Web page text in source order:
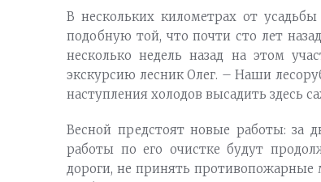
В нескольких километрах от
подобную той, что почти сто лет
несколько недель назад на этом
экскурсию лесник Олег. – Наши
наступления холодов высадить здесь
Весной предстоят новые работы: за
работы по его очистке будут
дороги, не принять